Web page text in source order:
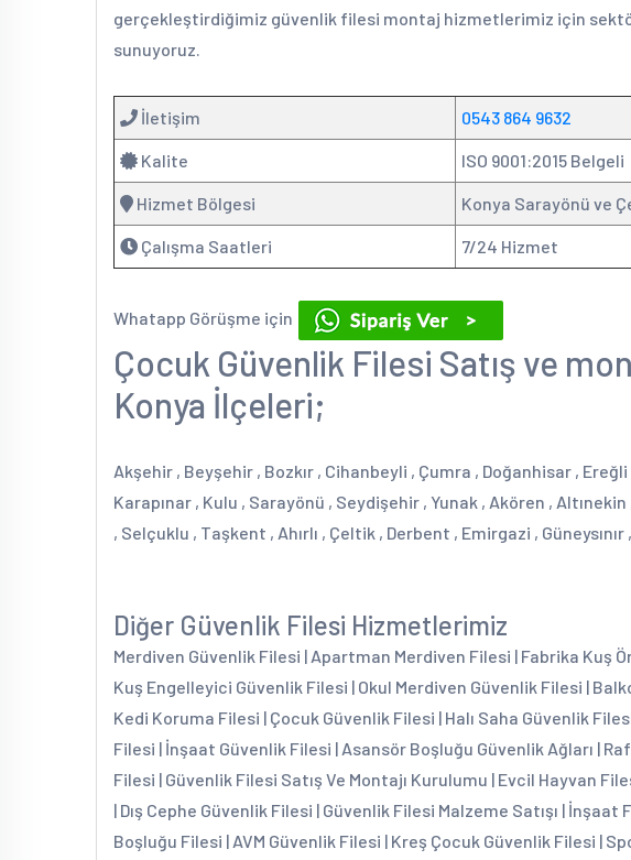
gerçekleştirdiğimiz güvenlik filesi montaj hizmetlerimiz için
sunuyoruz.
İletişim 0543 864 9632
Kalite ISO 9001:2015 Belgeli
Hizmet Bölgesi Konya Sarayönü ve
Çalışma Saatleri 7/24 Hizmet
Whatapp Görüşme için
Çocuk Güvenlik Filesi Satış ve
Konya İlçeleri;
Akşehir , Beyşehir , Bozkır , Cihanbeyli , Çumra , Doğanhisar , Ereğli
Karapınar , Kulu , Sarayönü , Seydişehir , Yunak , Akören ,
, Selçuklu , Taşkent , Ahırlı , Çeltik , Derbent , Emirgazi ,
Diğer Güvenlik Filesi Hizmetlerimiz
Merdiven Güvenlik Filesi | Apartman Merdiven Filesi | Fabrika Kuş
Kuş Engelleyici Güvenlik Filesi | Okul Merdiven Güvenlik Filesi |
Kedi Koruma Filesi | Çocuk Güvenlik Filesi | Halı Saha Güvenlik
Filesi | İnşaat Güvenlik Filesi | Asansör Boşluğu Güvenlik Ağları |
Filesi | Güvenlik Filesi Satış Ve Montajı Kurulumu | Evcil Hayvan
| Dış Cephe Güvenlik Filesi | Güvenlik Filesi Malzeme Satışı | İnşaat
Boşluğu Filesi | AVM Güvenlik Filesi | Kreş Çocuk Güvenlik Filesi |